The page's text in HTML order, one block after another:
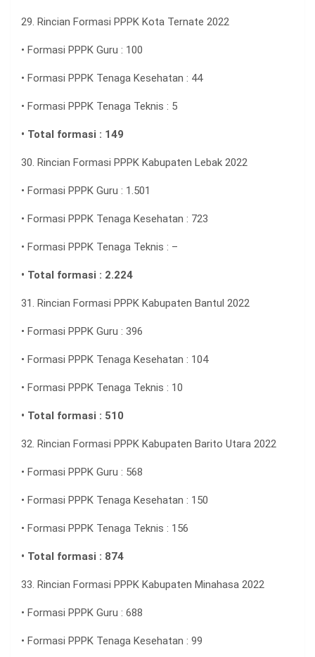
29. Rincian Formasi PPPK Kota Ternate 2022
• Formasi PPPK Guru : 100
• Formasi PPPK Tenaga Kesehatan : 44
• Formasi PPPK Tenaga Teknis : 5
• Total formasi : 149
30. Rincian Formasi PPPK Kabupaten Lebak 2022
• Formasi PPPK Guru : 1.501
• Formasi PPPK Tenaga Kesehatan : 723
• Formasi PPPK Tenaga Teknis : –
• Total formasi : 2.224
31. Rincian Formasi PPPK Kabupaten Bantul 2022
• Formasi PPPK Guru : 396
• Formasi PPPK Tenaga Kesehatan : 104
• Formasi PPPK Tenaga Teknis : 10
• Total formasi : 510
32. Rincian Formasi PPPK Kabupaten Barito Utara 2022
• Formasi PPPK Guru : 568
• Formasi PPPK Tenaga Kesehatan : 150
• Formasi PPPK Tenaga Teknis : 156
• Total formasi : 874
33. Rincian Formasi PPPK Kabupaten Minahasa 2022
• Formasi PPPK Guru : 688
• Formasi PPPK Tenaga Kesehatan : 99